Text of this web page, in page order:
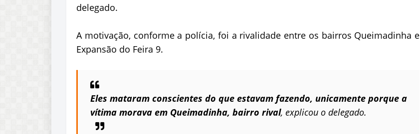
delegado.
A motivação, conforme a polícia, foi a rivalidade entre os bairros Queimadinha e
Expansão do Feira 9.
Eles mataram conscientes do que estavam fazendo, unicamente porque a
vítima morava em Queimadinha, bairro rival, explicou o delegado.